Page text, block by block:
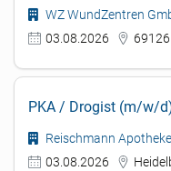
WZ WundZentren
03.08.2026
PKA / Drogist (m/w/
Reischmann Apotheke
03.08.2026